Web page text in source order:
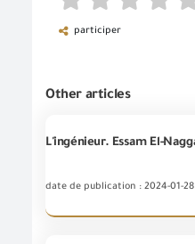
participer
Other articles
date de publication : 2024-01-28